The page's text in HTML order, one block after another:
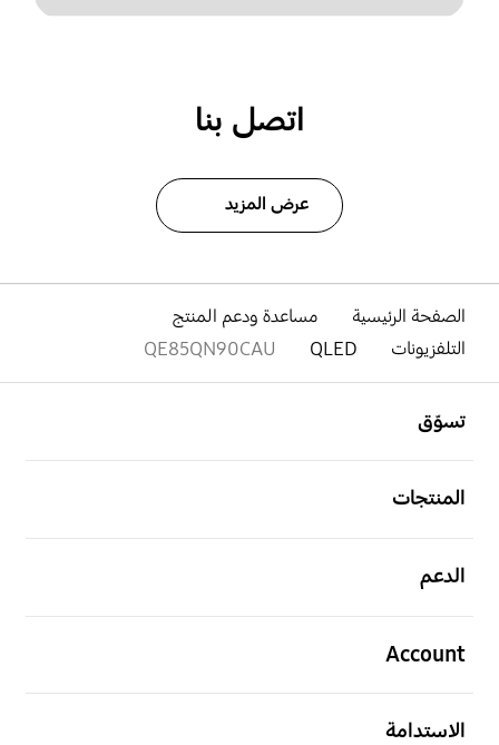
اتصل بنا
عرض المزيد
الصفحة الرئيسية
مساعدة ودعم المنتج
التلفزيونات
QLED
QE85QN90CAU
تسوّق
المنتجات
الدعم
Account
الاستدامة